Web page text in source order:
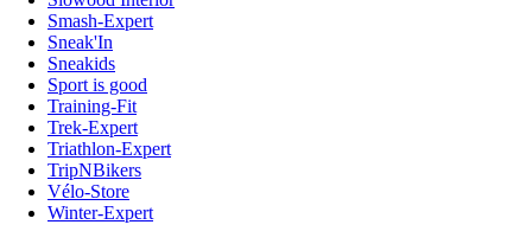
Smash-Expert
Sneak'In
Sneakids
Sport is good
Training-Fit
Trek-Expert
Triathlon-Expert
TripNBikers
Vélo-Store
Winter-Expert